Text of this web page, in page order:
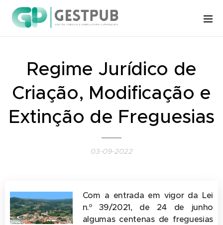
Regime Jurídico de
Criação, Modificação e
Extinção de Freguesias
03-09-2022
Com a entrada em vigor da Lei
n.º 39/2021, de 24 de junho
algumas centenas de freguesias